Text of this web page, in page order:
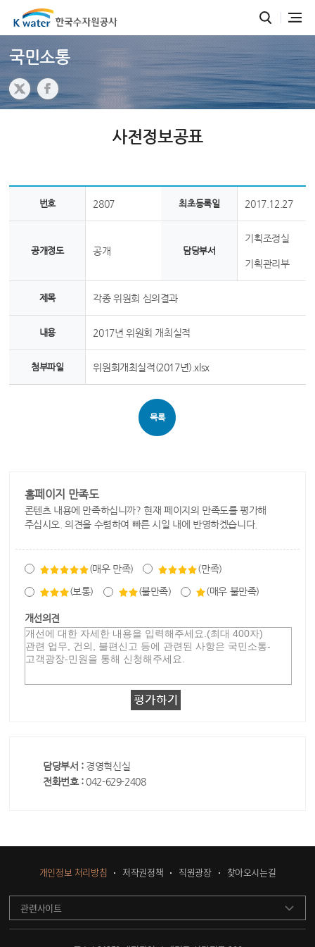
국민소통
사전정보공표
번호 2807 최초등록일 2017.12.27
공개정도 공개 담당부서
기획조정실
기획관리부
제목 각종 위원회 심의결과
내용 2017년 위원회 개최실적
첨부파일 위원회개최실적(2017년).xlsx
목록
홈페이지 만족도
콘텐츠 내용에 만족하십니까? 현재 페이지의 만족도를 평가해
주십시오. 의견을 수렴하여 빠른 시일 내에 반영하겠습니다.
(매우 만족) (만족)
(보통) (불만족) (매우 불만족)
개선의견
담당부서 : 경영혁신실
전화번호 : 042-629-2408
개인정보 처리방침 저작권정책 직원광장 찾아오시는길
관련사이트